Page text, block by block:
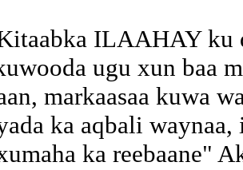
ILAAHAY ku
ugu xun baa
markaasaa kuwa
ka aqbali
ka reebaane"